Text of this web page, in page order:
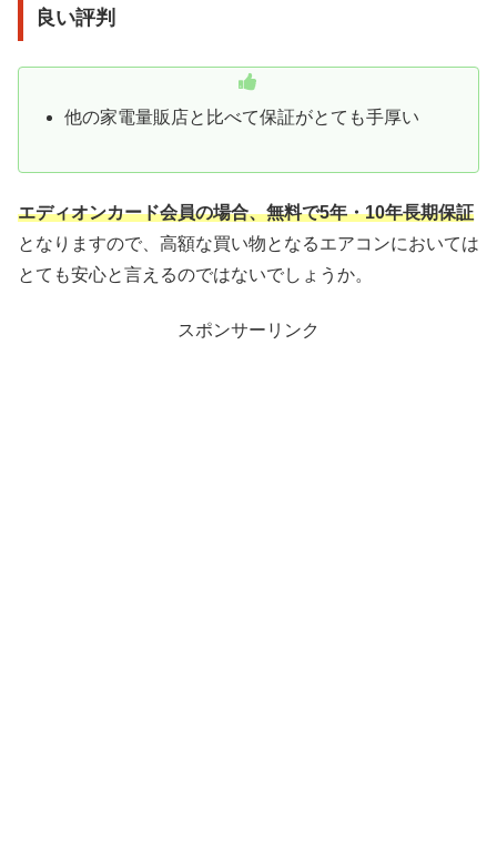
良い評判
他の家電量販店と比べて保証がとても手厚い
エディオンカード会員の場合、無料で5年・10年長期保証
となりますので、高額な買い物となるエアコンにおいては
とても安心と言えるのではないでしょうか。
スポンサーリンク